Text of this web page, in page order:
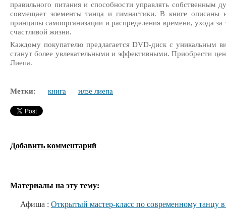
правильного питания и способности управлять собственным
совмещает элементы танца и гимнастики. В книге описаны
принципы самоорганизации и распределения времени, ухода
счастливой жизни.
Каждому покупателю предлагается DVD-диск с уникальным
станут более увлекательными и эффективными. Приобрести
Лиепа.
Метки: книга илзе лиепа
Добавить комментарий
Материалы на эту тему:
Афиша : Открытый мастер-класс по современному танцу